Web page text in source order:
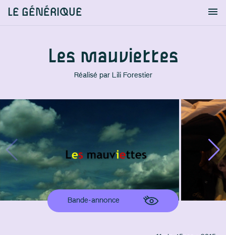
LE GÉNÉRIQUE
Les mauviettes
Réalisé par Lili Forestier
Bande-annonce